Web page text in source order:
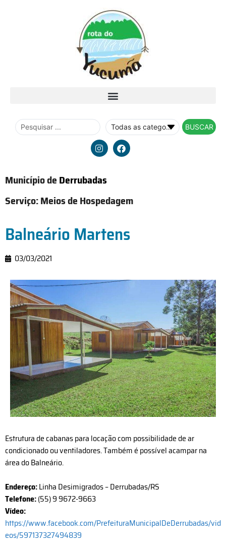
BUSCAR
Município deDerrubadas
Serviço:Meios de Hospedagem
Balneário Martens
03/03/2021
Estrutura de cabanas para locação com possibilidade de ar
condicionado ou ventiladores. Também é possível acampar na
área do Balneário.
Endereço:Linha Desimigrados – Derrubadas/RS
Telefone:(55) 9 9672-9663
Vídeo:
https://www.facebook.com/PrefeituraMunicipalDeDerrubadas/vid
eos/597137327494839